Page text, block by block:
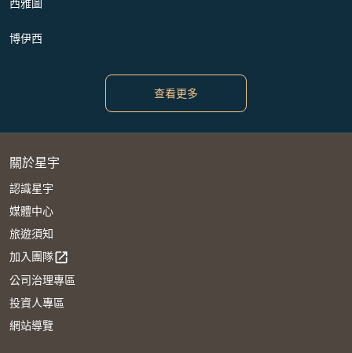
博伊西
查看更多
關於星宇
認識星宇
媒體中心
旅遊須知
加入團隊open_in_new
公司治理專區
投資人專區
網站導覽